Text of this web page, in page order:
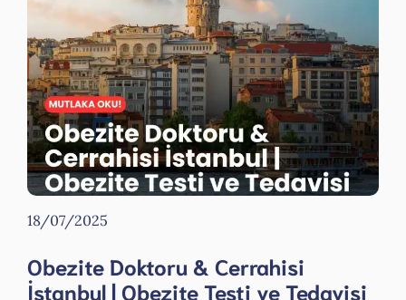
18/07/2025
Obezite Doktoru & Cerrahisi
İstanbul | Obezite Testi ve Tedavisi